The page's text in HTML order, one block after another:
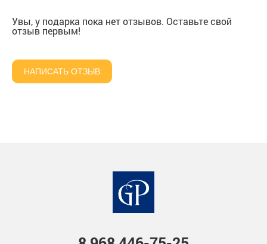
Увы, у подарка пока нет отзывов. Оставьте свой
отзыв первым!
НАПИСАТЬ ОТЗЫВ